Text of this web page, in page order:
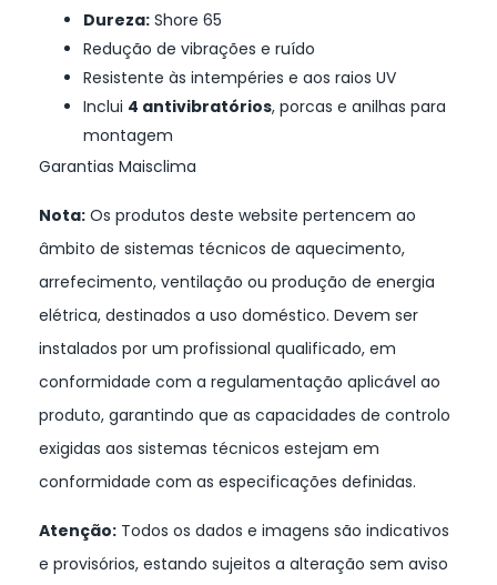
Dureza: Shore 65
Redução de vibrações e ruído
Resistente às intempéries e aos raios UV
Inclui 4 antivibratórios, porcas e anilhas para
montagem
Garantias Maisclima
Nota: Os produtos deste website pertencem ao
âmbito de sistemas técnicos de aquecimento,
arrefecimento, ventilação ou produção de energia
elétrica, destinados a uso doméstico. Devem ser
instalados por um profissional qualificado, em
conformidade com a regulamentação aplicável ao
produto, garantindo que as capacidades de controlo
exigidas aos sistemas técnicos estejam em
conformidade com as especificações definidas.
Atenção: Todos os dados e imagens são indicativos
e provisórios, estando sujeitos a alteração sem aviso